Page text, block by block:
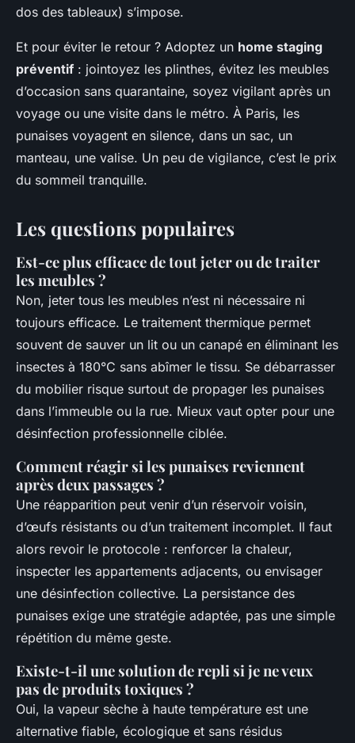
dos des tableaux) s’impose.
Et pour éviter le retour ? Adoptez un home staging
préventif : jointoyez les plinthes, évitez les meubles
d’occasion sans quarantaine, soyez vigilant après un
voyage ou une visite dans le métro. À Paris, les
punaises voyagent en silence, dans un sac, un
manteau, une valise. Un peu de vigilance, c’est le prix
du sommeil tranquille.
Les questions populaires
Est-ce plus efficace de tout jeter ou de traiter
les meubles ?
Non, jeter tous les meubles n’est ni nécessaire ni
toujours efficace. Le traitement thermique permet
souvent de sauver un lit ou un canapé en éliminant les
insectes à 180°C sans abîmer le tissu. Se débarrasser
du mobilier risque surtout de propager les punaises
dans l’immeuble ou la rue. Mieux vaut opter pour une
désinfection professionnelle ciblée.
Comment réagir si les punaises reviennent
après deux passages ?
Une réapparition peut venir d’un réservoir voisin,
d’œufs résistants ou d’un traitement incomplet. Il faut
alors revoir le protocole : renforcer la chaleur,
inspecter les appartements adjacents, ou envisager
une désinfection collective. La persistance des
punaises exige une stratégie adaptée, pas une simple
répétition du même geste.
Existe-t-il une solution de repli si je ne veux
pas de produits toxiques ?
Oui, la vapeur sèche à haute température est une
alternative fiable, écologique et sans résidus